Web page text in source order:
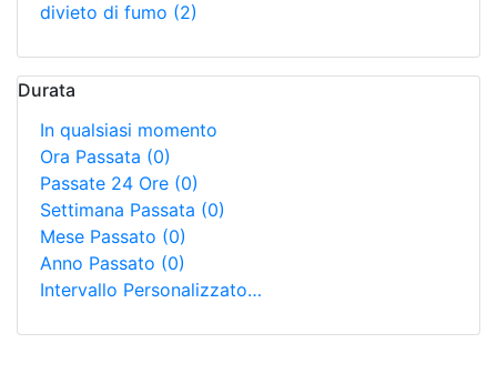
divieto di fumo (2)
Durata
In qualsiasi momento
Ora Passata (0)
Passate 24 Ore (0)
Settimana Passata (0)
Mese Passato (0)
Anno Passato (0)
Intervallo Personalizzato…